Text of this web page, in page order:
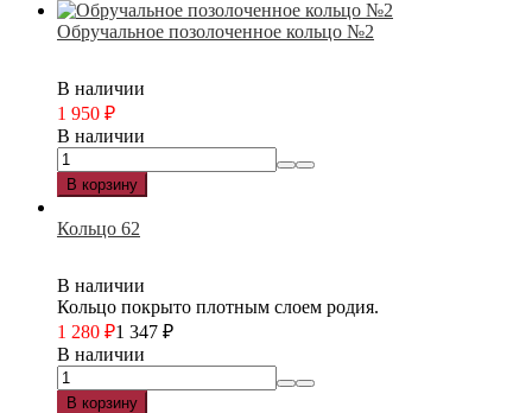
Обручальное позолоченное кольцо №2
В наличии
1 950 ₽
В наличии
В корзину
Кольцо 62
В наличии
Кольцо покрыто плотным слоем родия.
1 280 ₽1 347 ₽
В наличии
В корзину